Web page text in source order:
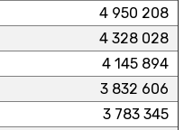
4 950 208
4 328 028
4 145 894
3 832 606
3 783 345